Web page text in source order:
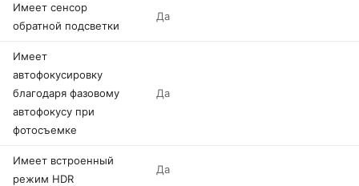
Имеет сенсор
обратной подсветки
Да
Имеет
автофокусировку
благодаря фазовому
автофокусу при
фотосъемке
Да
Имеет встроенный
режим HDR
Да